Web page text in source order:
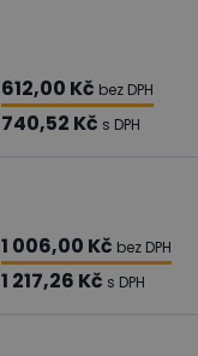
612,00 Kč bez DPH
740,52 Kč s DPH
1 006,00 Kč bez DPH
1 217,26 Kč s DPH